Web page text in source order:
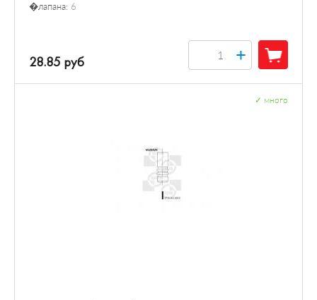
�лапана: 6
28.85 руб +
много